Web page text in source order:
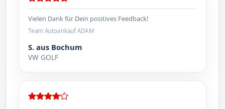
Vielen Dank für Dein positives Feedback!
Team Autoankauf ADAM
S. aus Bochum
VW GOLF